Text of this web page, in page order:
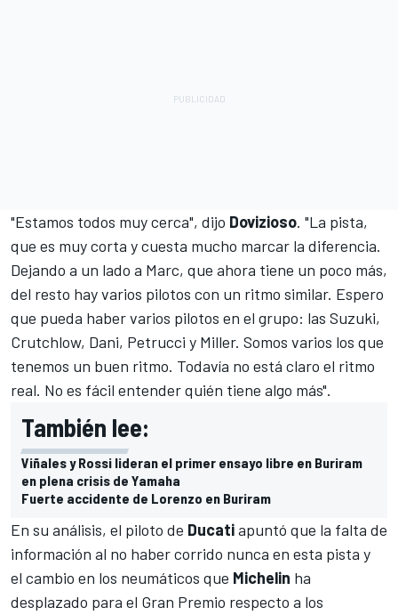
"Estamos todos muy cerca", dijo Dovizioso. "La pista,
que es muy corta y cuesta mucho marcar la diferencia.
Dejando a un lado a Marc, que ahora tiene un poco más,
del resto hay varios pilotos con un ritmo similar. Espero
que pueda haber varios pilotos en el grupo: las Suzuki,
Crutchlow, Dani, Petrucci y Miller. Somos varios los que
tenemos un buen ritmo. Todavía no está claro el ritmo
real. No es fácil entender quién tiene algo más".
También lee:
Viñales y Rossi lideran el primer ensayo libre en Buriram
en plena crisis de Yamaha
Fuerte accidente de Lorenzo en Buriram
En su análisis, el piloto de Ducatiapuntó que la falta de
información al no haber corrido nunca en esta pista y
el cambio en los neumáticos que Michelin ha
desplazado para el Gran Premio respecto a los